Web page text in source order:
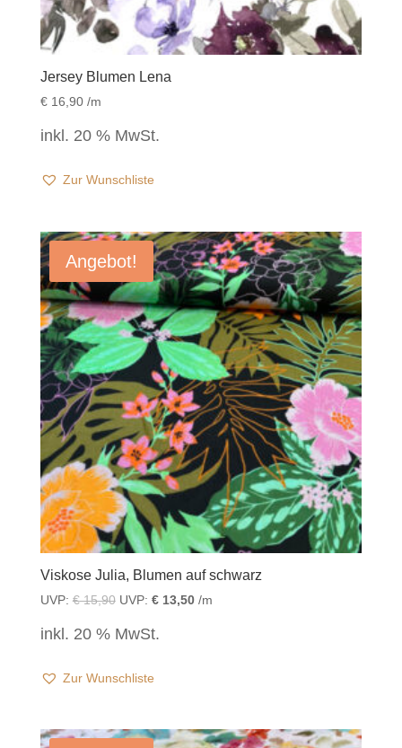
Jersey Blumen Lena
€16,90/m
inkl. 20 % MwSt.
Zur Wunschliste
Angebot!
Viskose Julia, Blumen auf schwarz
UVP: €15,90 UVP: €13,50/m
inkl. 20 % MwSt.
Zur Wunschliste